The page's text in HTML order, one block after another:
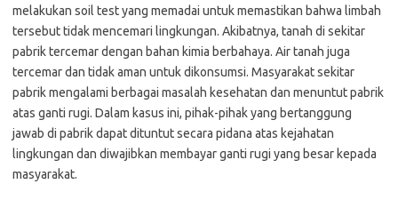
melakukan soil test yang memadai untuk memastikan bahwa limbah
tersebut tidak mencemari lingkungan. Akibatnya, tanah di sekitar
pabrik tercemar dengan bahan kimia berbahaya. Air tanah juga
tercemar dan tidak aman untuk dikonsumsi. Masyarakat sekitar
pabrik mengalami berbagai masalah kesehatan dan menuntut pabrik
atas ganti rugi. Dalam kasus ini, pihak-pihak yang bertanggung
jawab di pabrik dapat dituntut secara pidana atas kejahatan
lingkungan dan diwajibkan membayar ganti rugi yang besar kepada
masyarakat.